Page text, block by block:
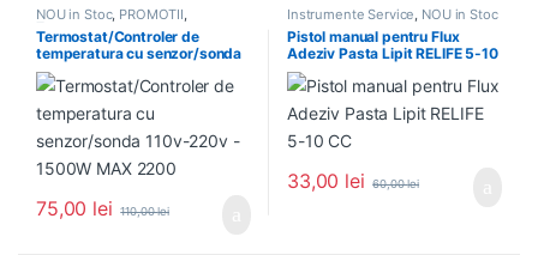
NOU in Stoc, PROMOTII
Termostat/Controler de
temperatura cu senzor/sonda
110v-220v – 1500W MAX
2200
75,00 lei 110,00lei
Instrumente Service NOU in Stoc
Pistol manual pentru Flux
Adeziv Pasta Lipit RELIFE 5-10
CC
33,00 lei 60,00lei